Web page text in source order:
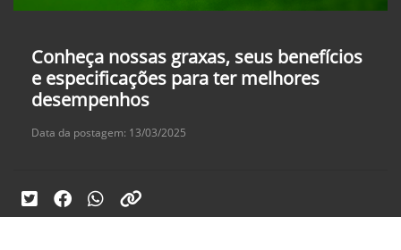
Conheça nossas graxas, seus benefícios
e especificações para ter melhores
desempenhos
Data da postagem: 13/03/2025